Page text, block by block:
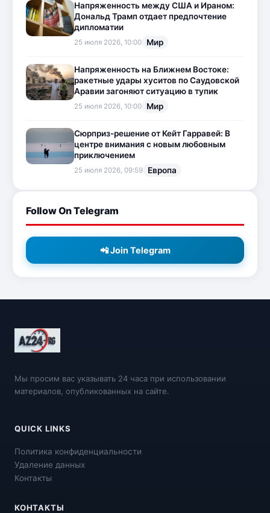
Напряженность между США и Ираном:
Дональд Трамп отдает предпочтение
дипломатии
25 июля 2026, 10:00 Мир
Напряженность на Ближнем Востоке:
ракетные удары хуситов по Саудовской
Аравии загоняют ситуацию в тупик
25 июля 2026, 10:00 Мир
Сюрприз-решение от Кейт Гарравей: В
центре внимания с новым любовным
приключением
25 июля 2026, 09:59 Европа
Follow On Telegram
📲 Join Telegram
Мы просим вас указывать 24 часа при использовании
материалов, опубликованных на сайте.
QUICK LINKS
Политика конфиденциальности
Удаление данных
Контакты
КОНТАКТЫ